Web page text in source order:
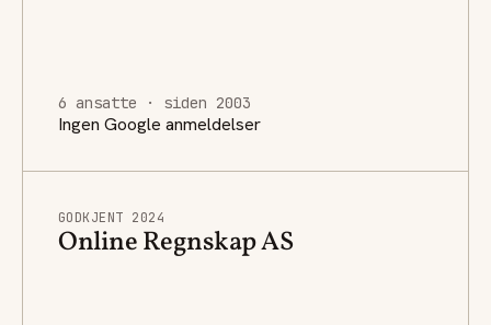
6 ansatte · siden 2003
Ingen Google anmeldelser
GODKJENT 2024
Online Regnskap AS